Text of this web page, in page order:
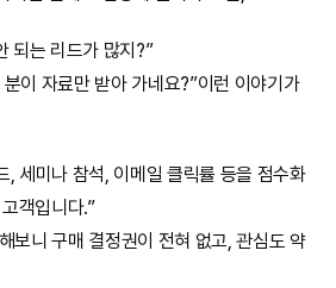
되는 리드가 많지?”
분이 자료만 받아 가네요?”이런 이야기가
, 세미나 참석, 이메일 클릭률 등을 점수화
객입니다.”
보니 구매 결정권이 전혀 없고, 관심도 약